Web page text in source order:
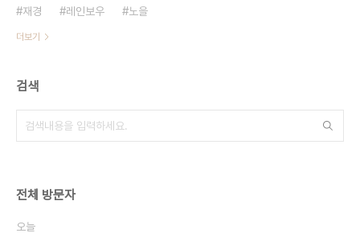
재경
레인보우 노을
더보기
검색
전체 방문자
오늘